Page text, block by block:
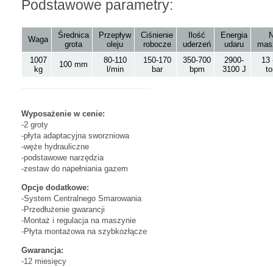
Podstawowe parametry:
Waga
Średnica
grota
Przepływ
oleju
Ciśnienie
robocze
Ilość
uderzeń
Energia
udaru
1007
kg
100 mm
80-110
l/min
150-170
bar
350-700
bpm
2900-
3100 J
13
Wyposażenie w cenie:
-2 groty
-płyta adaptacyjna sworzniowa
-węże hydrauliczne
-podstawowe narzędzia
-zestaw do napełniania gazem
Opcje dodatkowe:
-System Centralnego Smarowania
-Przedłużenie gwarancji
-Montaż i regulacja na maszynie
-Płyta montażowa na szybkozłącze
Gwarancja:
-12 miesięcy